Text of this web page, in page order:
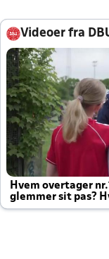
Videoer fra
Hvem overtager
glemmer sit pas?
altid til efter